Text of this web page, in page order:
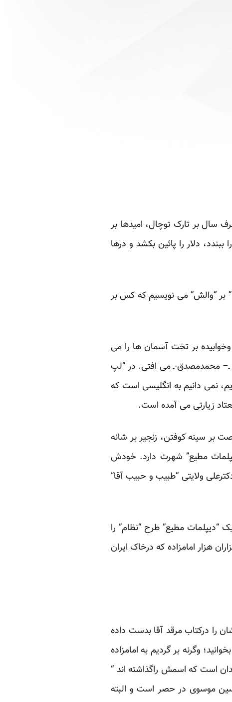
سال بر تارک توچال، امیدها بر
دلار را پائین بکشد و درها
بر “والش” می نویسیم که کس بر
وخوابیده بر تخت آسمان ها را می
ـ– محمدمصدق-ـ می افتی. در “لپ
نمی دانیم به انگلیسی است که
زیارتی می آمده است.
بر سینه کوفتن، زنجیر بر شانه
مطیع” شهرت دارد. خودش
ولایتی “طبیب و حبیب آقا”
“دیپلمات مطیع” طرح “نظام” را
هزار امامزاده که درخاک ایران
را درکتاب مرقد آقا بدست داده
وگرنه بر گردیم به امامزاده
است که اسمش راگذاشته اند “
موسوی در حصر است و البته